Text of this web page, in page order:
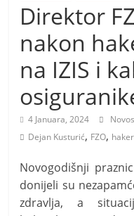
l
p
o
i
v
n
Direktor
nakon
na IZIS i
4 Januara, 2024
Dejan Kusturić, FZO,
Novogodišnji
donijeli su
zdravlja, a